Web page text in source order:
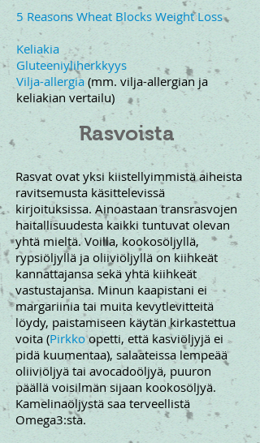
5 Reasons Wheat Blocks Weight Loss
Keliakia
Gluteeniyliherkkyys
Vilja-allergia (mm. vilja-allergian ja
keliakian vertailu)
Rasvoista
Rasvat ovat yksi kiistellyimmistä aiheista
ravitsemusta käsittelevissä
kirjoituksissa. Ainoastaan transrasvojen
haitallisuudesta kaikki tuntuvat olevan
yhtä mieltä. Voilla, kookosöljyllä,
rypsiöljyllä ja oliiviöljyllä on kiihkeät
kannattajansa sekä yhtä kiihkeät
vastustajansa. Minun kaapistani ei
margariinia tai muita kevytlevitteitä
löydy, paistamiseen käytän kirkastettua
voita (Pirkkoopetti, että kasviöljyjä ei
pidä kuumentaa), salaateissa lempeää
oliiviöljyä tai avocadoöljyä, puuron
päällä voisilmän sijaan kookosöljyä.
Kamelinaöljystä saa terveellistä
Omega3:sta.